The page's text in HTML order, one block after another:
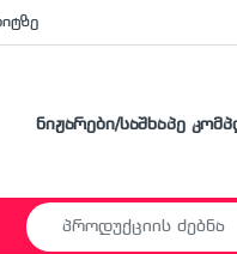
ნიჟარები/საშხაპე
Search for: